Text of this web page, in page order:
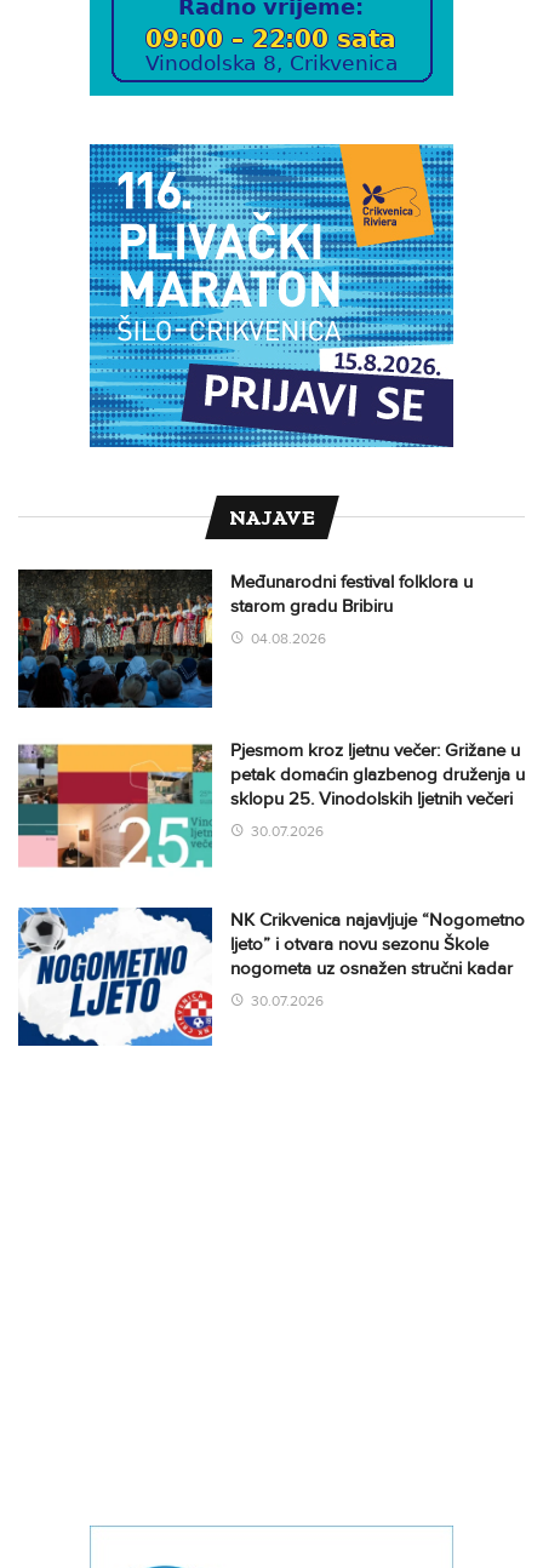
NAJAVE
Međunarodni festival folklora u
starom gradu Bribiru
04.08.2026
Pjesmom kroz ljetnu večer: Grižane u
petak domaćin glazbenog druženja u
sklopu 25. Vinodolskih ljetnih večeri
30.07.2026
NK Crikvenica najavljuje “Nogometno
ljeto” i otvara novu sezonu Škole
nogometa uz osnažen stručni kadar
30.07.2026